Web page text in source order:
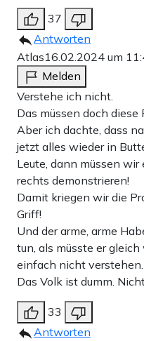
37
Antworten
Atlas16.02.2024 um
Melden
Verstehe ich nicht.
Das müssen doch
Aber ich dachte, dass
jetzt alles wieder in
Leute, dann müssen
rechts demonstrieren!
Damit kriegen wir die
Griff!
Und der arme, arme
tun, als müsste er
einfach nicht verstehen.
Das Volk ist dumm.
33
Antworten